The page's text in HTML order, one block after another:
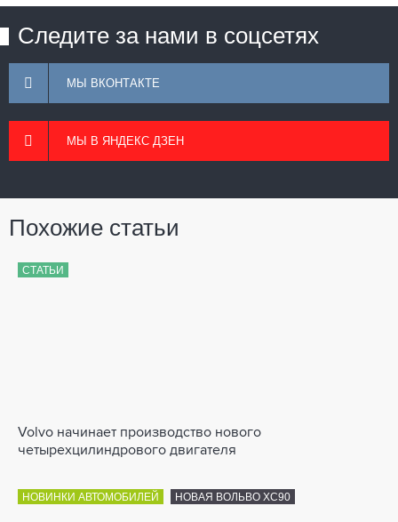
Следите за нами в соцсетях
МЫ ВКОНТАКТЕ
МЫ В ЯНДЕКС ДЗЕН
Похожие статьи
СТАТЬИ
Volvo начинает производство нового
четырехцилиндрового двигателя
НОВИНКИ АВТОМОБИЛЕЙ НОВАЯ ВОЛЬВО XC90